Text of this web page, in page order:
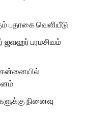
பதாகை வெளியீடு
பரமசிவம்
நினைவு